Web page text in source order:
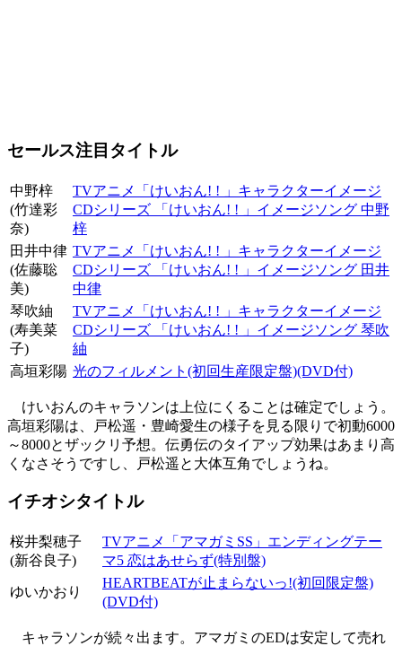
セールス注目タイトル
中野梓
(竹達彩
奈)
TVアニメ「けいおん! ! 」キャラクターイメージ
CDシリーズ 「けいおん! ! 」イメージソング 中野
梓
田井中律
(佐藤聡
美)
TVアニメ「けいおん! ! 」キャラクターイメージ
CDシリーズ 「けいおん! ! 」イメージソング 田井
中律
琴吹紬
(寿美菜
子)
TVアニメ「けいおん! ! 」キャラクターイメージ
CDシリーズ 「けいおん! ! 」イメージソング 琴吹
紬
高垣彩陽 光のフィルメント(初回生産限定盤)(DVD付)
けいおんのキャラソンは上位にくることは確定でしょう。
高垣彩陽は、戸松遥・豊崎愛生の様子を見る限りで初動6000
～8000とザックリ予想。伝勇伝のタイアップ効果はあまり高
くなさそうですし、戸松遥と大体互角でしょうね。
イチオシタイトル
桜井梨穂子
(新谷良子)
TVアニメ「アマガミSS」エンディングテー
マ5 恋はあせらず(特別盤)
ゆいかおり
HEARTBEATが止まらないっ!(初回限定盤)
(DVD付)
キャラソンが続々出ます。アマガミのEDは安定して売れ